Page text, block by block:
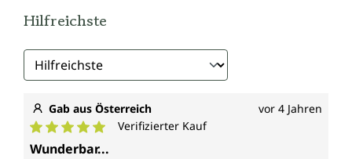
Hilfreichste
Gab aus Österreich vor 4 Jahren
Durchschnittliche Bewertung von 5 von 5 Sternen
Verifizierter Kauf
Wunderbar...